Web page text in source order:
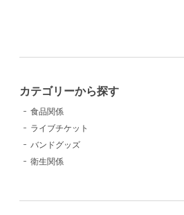
カテゴリーから探す
食品関係
ライブチケット
バンドグッズ
衛生関係